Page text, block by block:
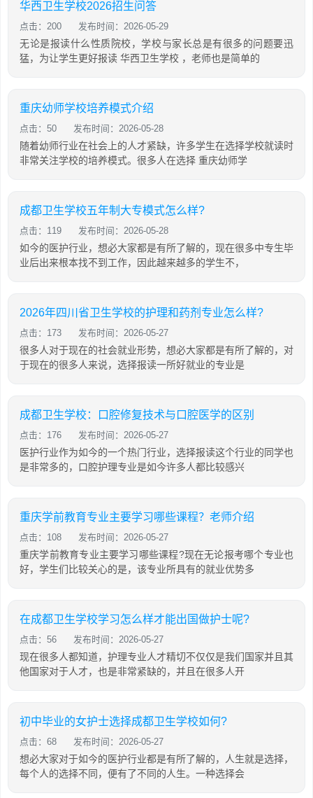
华西卫生学校2026招生问答
点击：200 发布时间：2026-05-29
无论是报读什么性质院校，学校与家长总是有很多的问题要迅
猛，为让学生更好报读 华西卫生学校 ，老师也是简单的
重庆幼师学校培养模式介绍
点击：50 发布时间：2026-05-28
随着幼师行业在社会上的人才紧缺，许多学生在选择学校就读时
非常关注学校的培养模式。很多人在选择 重庆幼师学
成都卫生学校五年制大专模式怎么样?
点击：119 发布时间：2026-05-28
如今的医护行业，想必大家都是有所了解的，现在很多中专生毕
业后出来根本找不到工作，因此越来越多的学生不，
2026年四川省卫生学校的护理和药剂专业怎么样?
点击：173 发布时间：2026-05-27
很多人对于现在的社会就业形势，想必大家都是有所了解的，对
于现在的很多人来说，选择报读一所好就业的专业是
成都卫生学校：口腔修复技术与口腔医学的区别
点击：176 发布时间：2026-05-27
医护行业作为如今的一个热门行业，选择报读这个行业的同学也
是非常多的，口腔护理专业是如今许多人都比较感兴
重庆学前教育专业主要学习哪些课程？老师介绍
点击：108 发布时间：2026-05-27
重庆学前教育专业主要学习哪些课程?现在无论报考哪个专业也
好，学生们比较关心的是，该专业所具有的就业优势多
在成都卫生学校学习怎么样才能出国做护士呢?
点击：56 发布时间：2026-05-27
现在很多人都知道，护理专业人才精切不仅仅是我们国家并且其
他国家对于人才，也是非常紧缺的，并且在很多人开
初中毕业的女护士选择成都卫生学校如何?
点击：68 发布时间：2026-05-27
想必大家对于如今的医护行业都是有所了解的，人生就是选择，
每个人的选择不同，便有了不同的人生。一种选择会